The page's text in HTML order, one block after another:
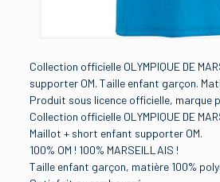
Collection officielle OLYMPIQUE DE
supporter OM. Taille enfant garçon.
Produit sous licence officielle, marque
Collection officielle OLYMPIQUE DE
Maillot + short enfant supporter OM.
100% OM ! 100% MARSEILLAIS !
Taille enfant garçon, matière 100%